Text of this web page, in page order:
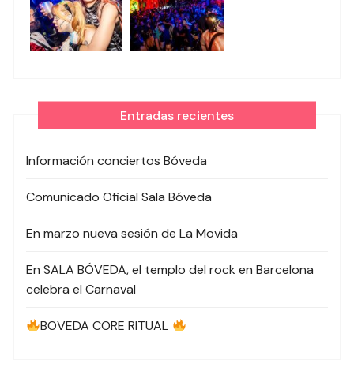
Entradas recientes
Información conciertos Bóveda
Comunicado Oficial Sala Bóveda
En marzo nueva sesión de La Movida
En SALA BÓVEDA, el templo del rock en Barcelona
celebra el Carnaval
BOVEDA CORE RITUAL